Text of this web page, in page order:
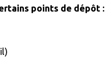
points de dépôt :